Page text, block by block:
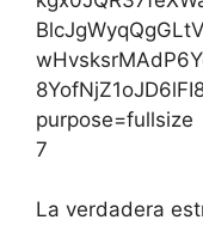
7
La verdadera